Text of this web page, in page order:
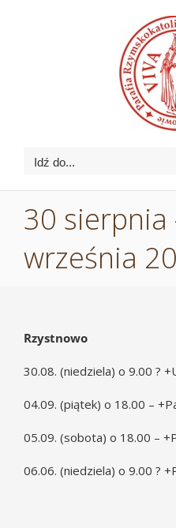
Idź do...
30 sierpnia
września
Rzystnowo
30.08. (niedziela) o 9.00 ?
04.09. (piątek) o 18.00 –
05.09. (sobota) o 18.00 –
06.06. (niedziela) o 9.00 ?